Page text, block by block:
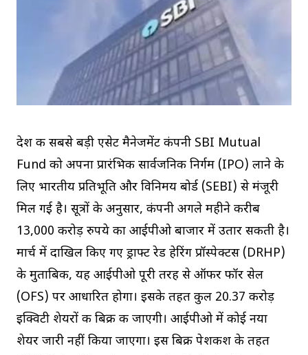
देश की सबसे बड़ी एसेट मैनेजमेंट कंपनी SBI Mutual
Fund को अपना प्रारंभिक सार्वजनिक निर्गम (IPO) लाने के
लिए भारतीय प्रतिभूति और विनिमय बोर्ड (SEBI) से मंजूरी
मिल गई है। सूत्रों के अनुसार, कंपनी अगले महीने करीब
13,000 करोड़ रुपये का आईपीओ बाजार में उतार सकती है।
मार्च में दाखिल किए गए ड्राफ्ट रेड हेरिंग प्रॉस्पेक्टस (DRHP)
के मुताबिक, यह आईपीओ पूरी तरह से ऑफर फॉर सेल
(OFS) पर आधारित होगा। इसके तहत कुल 20.37 करोड़
इक्विटी शेयरों की बिक्री की जाएगी। आईपीओ में कोई नया
शेयर जारी नहीं किया जाएगा। इस बिक्री पेशकश के तहत